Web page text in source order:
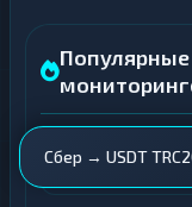
Обмен Bitcoin
Сбер → USDT